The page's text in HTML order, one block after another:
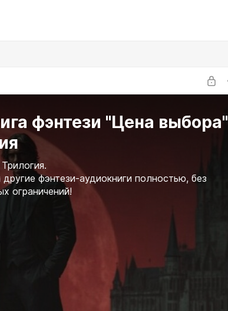
фэнтези "Цена выбора"
фэнтези-аудиокниги полностью, без
ограничений!